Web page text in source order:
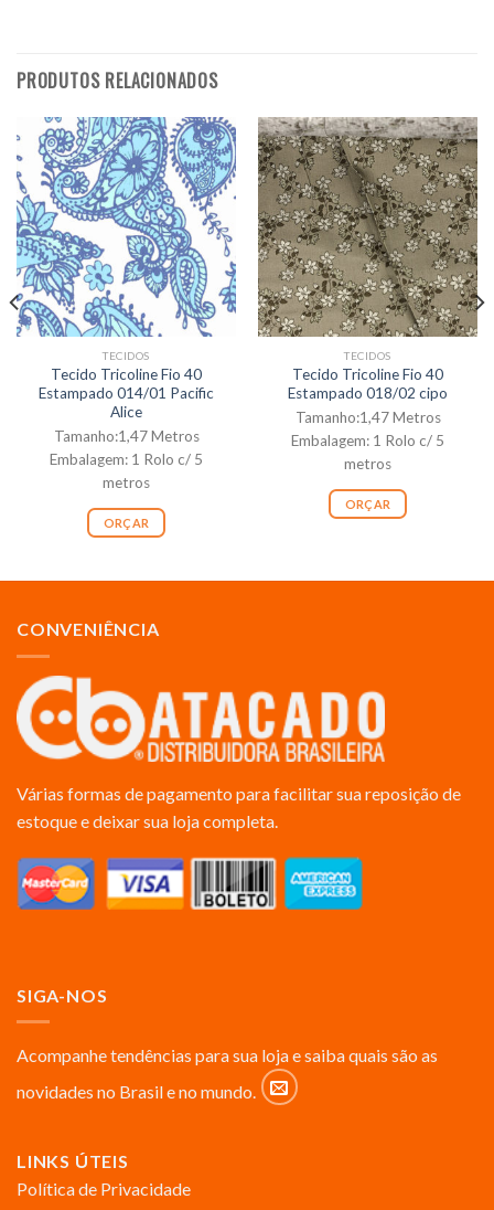
PRODUTOS RELACIONADOS
TECIDOS
Tecido Tricoline Fio 40
Estampado 014/01 Pacific
Alice
Tamanho:1,47 Metros
Embalagem: 1 Rolo c/ 5
metros
ORÇAR
TECIDOS
Tecido Tricoline Fio 40
Estampado 018/02 cipo
Tamanho:1,47 Metros
Embalagem: 1 Rolo c/ 5
metros
ORÇAR
CONVENIÊNCIA
Várias formas de pagamento para facilitar sua reposição de
estoque e deixar sua loja completa.
SIGA-NOS
Acompanhe tendências para sua loja e saiba quais são as
novidades no Brasil e no mundo.
LINKS ÚTEIS
Política de Privacidade